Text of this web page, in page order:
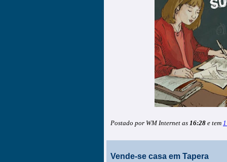
Postado por WM Internet as 16:28 e tem
Vende-se casa em Tapera